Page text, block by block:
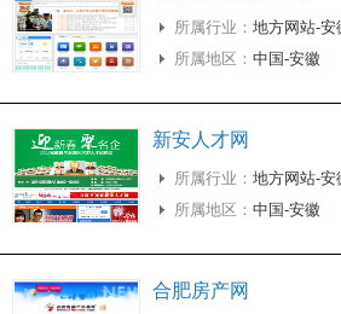
所属行业： 地方网站-安
所属地区： 中国-安徽
新安人才网
所属行业： 地方网站-安
所属地区： 中国-安徽
合肥房产网